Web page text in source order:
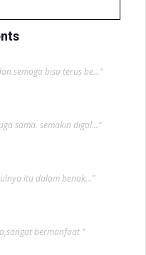
Guru Makmur &
semoga bisa terus be..."
sama. semakin digal..."
itu dalam benak..."
bermanfaat "